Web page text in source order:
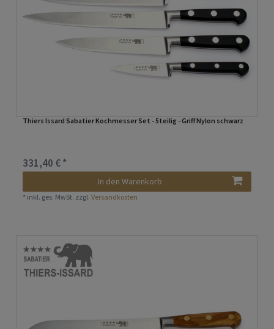
Thiers Issard Sabatier Kochmesser Set - 5teilig - Griff Nylon schwarz
331,40 € *
In den Warenkorb
* inkl. ges. MwSt. zzgl.Versandkosten